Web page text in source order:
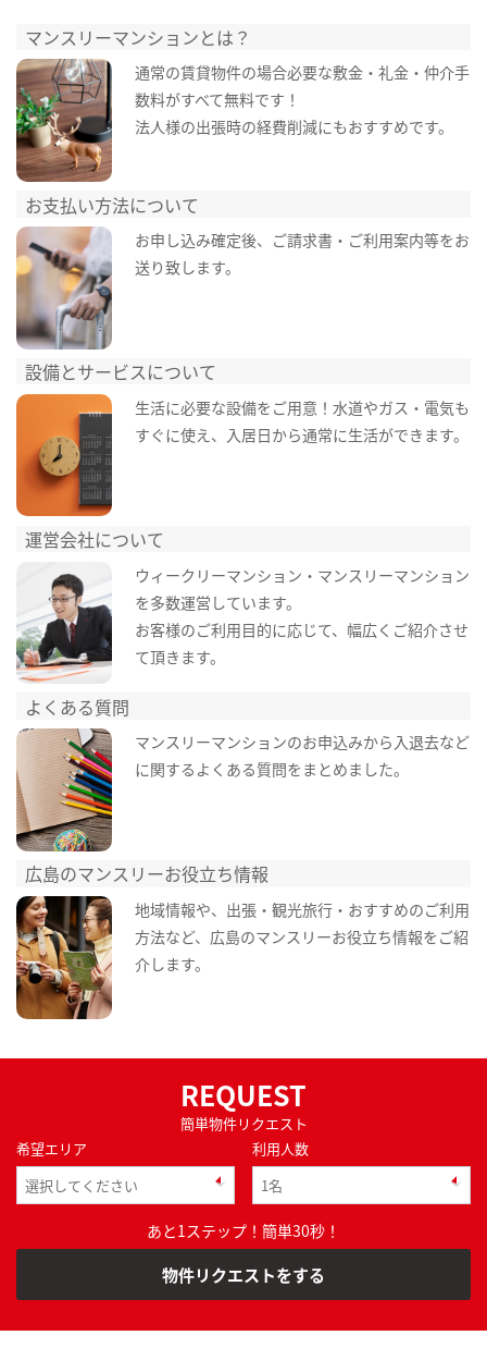
マンスリーマンションとは？
通常の賃貸物件の場合必要な敷金・礼金・仲介手
数料がすべて無料です！
法人様の出張時の経費削減にもおすすめです。
お支払い方法について
お申し込み確定後、ご請求書・ご利用案内等をお
送り致します。
設備とサービスについて
生活に必要な設備をご用意！水道やガス・電気も
すぐに使え、入居日から通常に生活ができます。
運営会社について
ウィークリーマンション・マンスリーマンション
を多数運営しています。
お客様のご利用目的に応じて、幅広くご紹介させ
て頂きます。
よくある質問
マンスリーマンションのお申込みから入退去など
に関するよくある質問をまとめました。
広島のマンスリーお役立ち情報
地域情報や、出張・観光旅行・おすすめのご利用
方法など、広島のマンスリーお役立ち情報をご紹
介します。
REQUEST
簡単物件リクエスト
希望エリア
利用人数
あと1ステップ！簡単30秒！
物件リクエストをする